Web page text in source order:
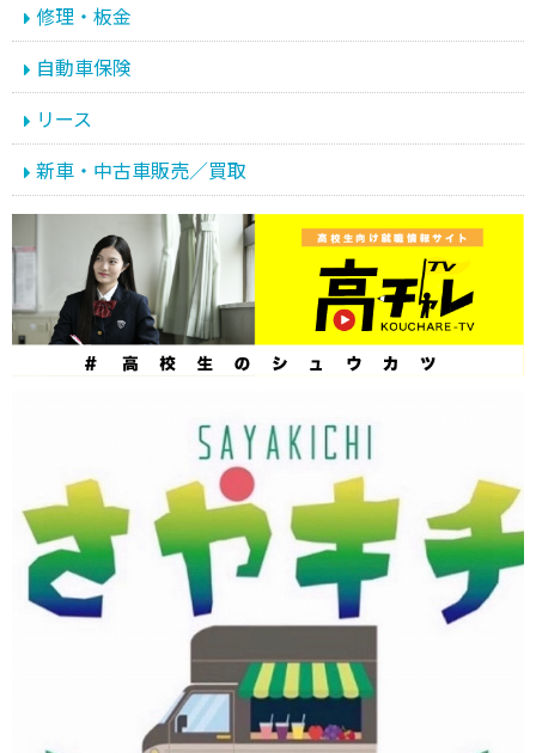
修理・板金
自動車保険
リース
新車・中古車販売／買取